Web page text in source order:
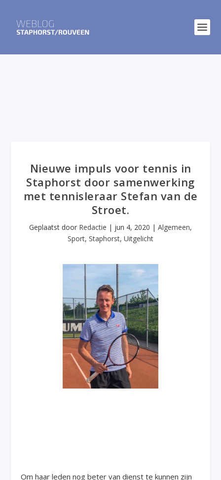
Nieuwe impuls voor tennis in
Staphorst door samenwerking
met tennisleraar Stefan van de
Stroet.
Geplaatst door Redactie | jun 4, 2020 | Algemeen,
Sport, Staphorst, Uitgelicht
Om haar leden nog beter van dienst te kunnen zijn